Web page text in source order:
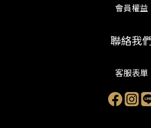
會員權益
聯絡我
客服表單